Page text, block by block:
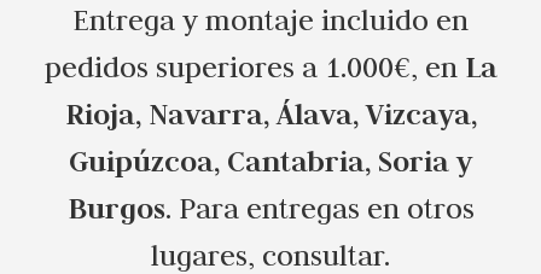
Entrega y montaje incluido en
pedidos superiores a 1.000€, en La
Rioja, Navarra, Álava, Vizcaya,
Guipúzcoa, Cantabria, Soria y
Burgos. Para entregas en otros
lugares, consultar.